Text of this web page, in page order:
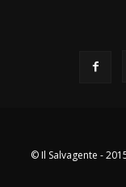
© Il Salvagente -